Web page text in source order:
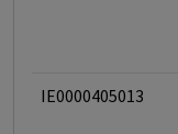
IE0000405013